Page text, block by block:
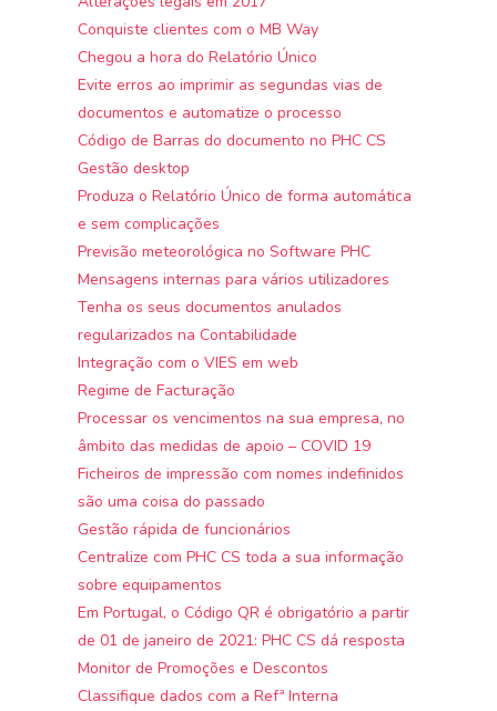
Conquiste clientes com o MB Way
Chegou a hora do Relatório Único
Evite erros ao imprimir as segundas vias de
documentos e automatize o processo
Código de Barras do documento no PHC CS
Gestão desktop
Produza o Relatório Único de forma automática
e sem complicações
Previsão meteorológica no Software PHC
Mensagens internas para vários utilizadores
Tenha os seus documentos anulados
regularizados na Contabilidade
Integração com o VIES em web
Regime de Facturação
Processar os vencimentos na sua empresa, no
âmbito das medidas de apoio – COVID 19
Ficheiros de impressão com nomes indefinidos
são uma coisa do passado
Gestão rápida de funcionários
Centralize com PHC CS toda a sua informação
sobre equipamentos
Em Portugal, o Código QR é obrigatório a partir
de 01 de janeiro de 2021: PHC CS dá resposta
Monitor de Promoções e Descontos
Classifique dados com a Refª Interna